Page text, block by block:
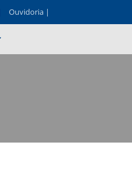
Ouvidoria |